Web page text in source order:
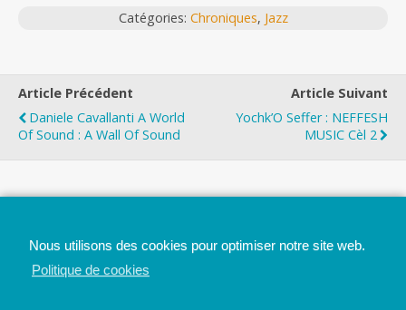
Catégories: Chroniques, Jazz
Article Précédent
Daniele Cavallanti A World
Of Sound : A Wall Of Sound
Article Suivant
Yochk’O Seffer : NEFFESH
MUSIC Cèl 2
Nous utilisons des cookies pour optimiser notre site web.
Politique de cookies